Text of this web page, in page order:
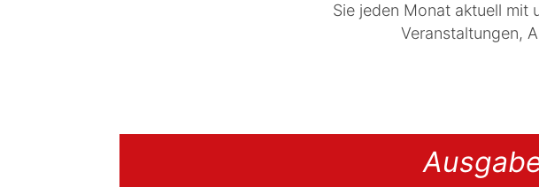
Sie jeden Monat aktuell mit
Veranstaltungen,